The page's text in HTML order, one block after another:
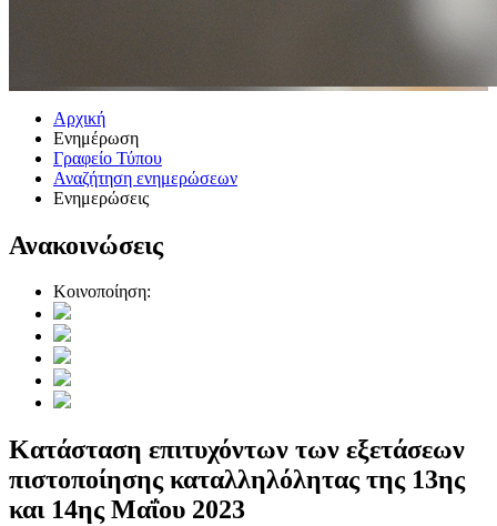
Αρχική
Ενημέρωση
Γραφείο Τύπου
Αναζήτηση ενημερώσεων
Ενημερώσεις
Ανακοινώσεις
Κοινοποίηση:
Κατάσταση επιτυχόντων των εξετάσεων
πιστοποίησης καταλληλόλητας της 13ης
και 14ης Μαΐου 2023